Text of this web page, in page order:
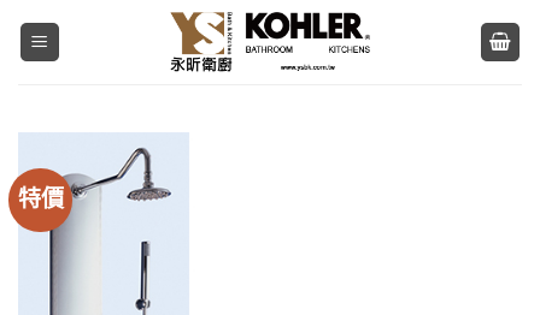
特價